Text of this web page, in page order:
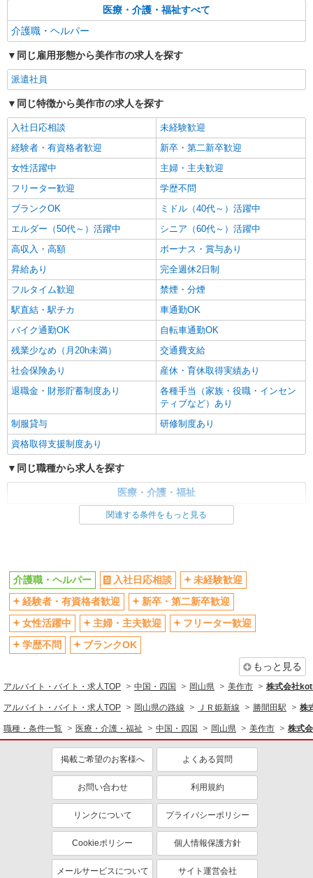
医療・介護・福祉すべて
介護職・ヘルパー
同じ雇用形態から美作市の求人を探す
派遣社員
同じ特徴から美作市の求人を探す
入社日応相談
未経験歓迎
経験者・有資格者歓迎
新卒・第二新卒歓迎
女性活躍中
主婦・主夫歓迎
フリーター歓迎
学歴不問
ブランクOK
ミドル（40代～）活躍中
エルダー（50代～）活躍中
シニア（60代～）活躍中
高収入・高額
ボーナス・賞与あり
昇給あり
完全週休2日制
フルタイム歓迎
禁煙・分煙
駅直結・駅チカ
車通勤OK
バイク通勤OK
自転車通勤OK
残業少なめ（月20h未満）
交通費支給
社会保険あり
産休・育休取得実績あり
退職金・財形貯蓄制度あり
各種手当（家族・役職・インセン
ティブなど）あり
制服貸与
研修制度あり
資格取得支援制度あり
同じ職種から求人を探す
医療・介護・福祉
ボーナス・賞与あり
車通勤OK
交通費支給
社会保険あり
産休・育休取得実績あり
関連する条件をもっと見る
介護職・ヘルパー 入社日応相談
未経験歓迎
経験者・有資格者歓迎
新卒・第二新卒歓迎
女性活躍中
主婦・主夫歓迎
フリーター歓迎
学歴不問
ブランクOK
もっと見る
アルバイト・バイト・求人TOP 中国・四国 岡山県 美作市 株式会社
アルバイト・バイト・求人TOP 岡山県の路線 ＪＲ姫新線 勝間田駅 株
職種・条件一覧 医療・介護・福祉 中国・四国 岡山県 美作市 株式
掲載ご希望のお客様へ よくある質問
お問い合わせ 利用規約
リンクについて プライバシーポリシー
Cookieポリシー 個人情報保護方針
メールサービスについて サイト運営会社